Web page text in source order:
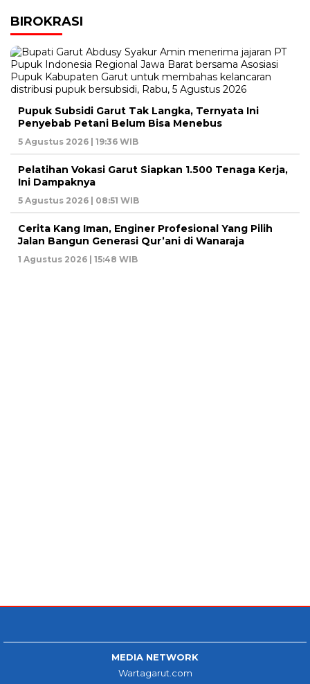
BIROKRASI
Pupuk Subsidi Garut Tak Langka, Ternyata Ini
Penyebab Petani Belum Bisa Menebus
5 Agustus 2026 | 19:36 WIB
Pelatihan Vokasi Garut Siapkan 1.500 Tenaga Kerja,
Ini Dampaknya
5 Agustus 2026 | 08:51 WIB
Cerita Kang Iman, Enginer Profesional Yang Pilih
Jalan Bangun Generasi Qur’ani di Wanaraja
1 Agustus 2026 | 15:48 WIB
MEDIA NETWORK
Wartagarut.com